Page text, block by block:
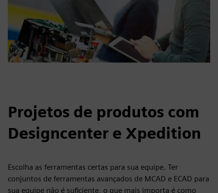
Projetos de produtos com
Designcenter e Xpedition
Escolha as ferramentas certas para sua equipe. Ter
conjuntos de ferramentas avançados de MCAD e ECAD para
sua equipe não é suficiente, o que mais importa é como